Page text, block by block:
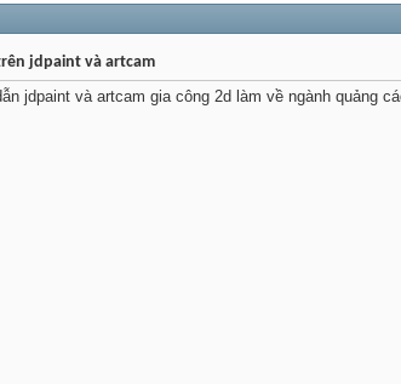
jdpaint và artcam
jdpaint và artcam gia công 2d làm về ngành quảng